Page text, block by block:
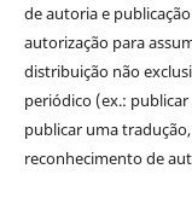
de autoria e
autorização para
distribuição não
periódico (ex.:
publicar uma
reconhecimento de